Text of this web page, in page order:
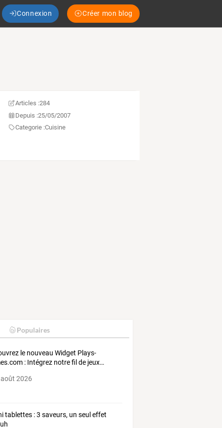
Connexion Créer mon blog
Articles :284
Depuis :25/05/2007
Categorie :Cuisine
Populaires
le nouveau Widget Plays-
: Intégrez notrefil de jeux…
2026
tablettes : 3 saveurs, un seul effet